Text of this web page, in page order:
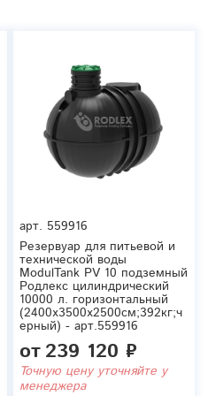
арт. 559916
Резервуар для питьевой и
технической воды
ModulTank PV 10 подземный
Родлекс цилиндрический
10000 л. горизонтальный
(2400x3500x2500см;392кг;ч
ерный) - арт.559916
от239 120 ₽
Точную цену уточняйте у
менеджера